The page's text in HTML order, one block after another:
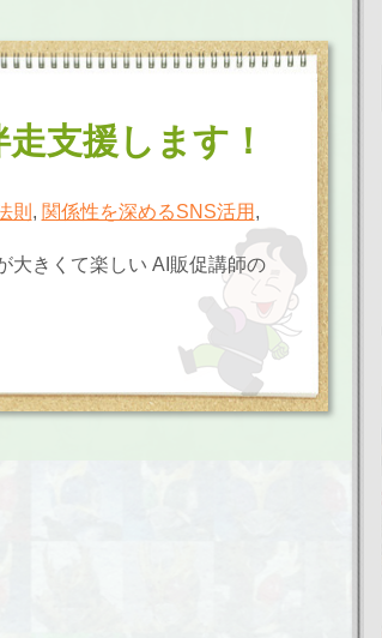
支援します！
則 , 関係性を深めるSNS活用 ,
大きくて楽しい AI販促講師の